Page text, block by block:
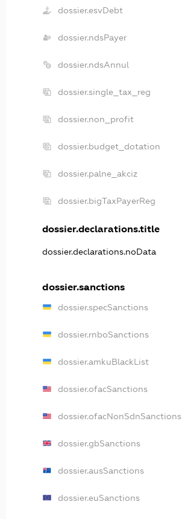
dossier.esvDebt
dossier.ndsPayer
dossier.ndsAnnul
dossier.single_tax_reg
dossier.non_profit
dossier.budget_dotation
dossier.palne_akciz
dossier.bigTaxPayerReg
dossier.declarations.title
dossier.declarations.noData
dossier.sanctions
dossier.specSanctions
dossier.rnboSanctions
dossier.amkuBlackList
dossier.ofacSanctions
dossier.ofacNonSdnSanctions
dossier.gbSanctions
dossier.ausSanctions
dossier.euSanctions